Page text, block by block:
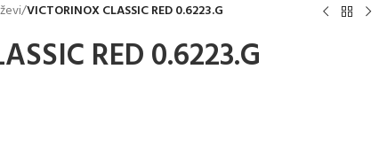
/VICTORINOX CLASSIC RED 0.6223.G
RED 0.6223.G